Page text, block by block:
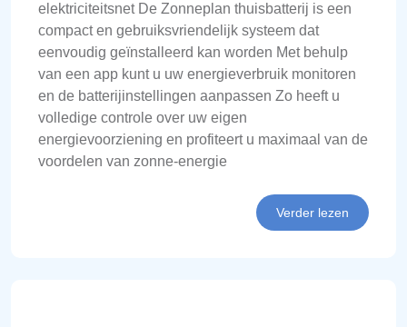
elektriciteitsnet De Zonneplan thuisbatterij is een
compact en gebruiksvriendelijk systeem dat
eenvoudig geïnstalleerd kan worden Met behulp
van een app kunt u uw energieverbruik monitoren
en de batterijinstellingen aanpassen Zo heeft u
volledige controle over uw eigen
energievoorziening en profiteert u maximaal van de
voordelen van zonne-energie
Verder lezen